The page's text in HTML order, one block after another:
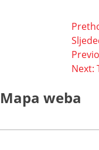
Next:
Mapa weba